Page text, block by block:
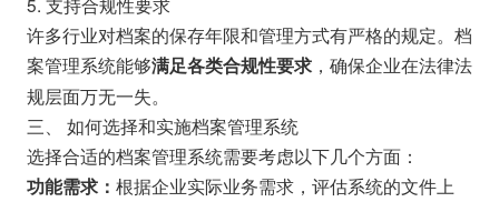
许多行业对档案的保存年限和管理方式有严格的规定。档
案管理系统能够满足各类合规性要求，确保企业在法律法
规层面万无一失。
三、 如何选择和实施档案管理系统
选择合适的档案管理系统需要考虑以下几个方面：
功能需求： 根据企业实际业务需求，评估系统的文件上